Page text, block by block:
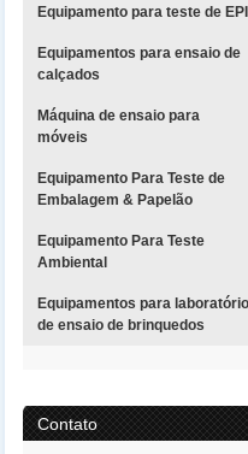
Equipamento para teste de EPI
Equipamentos para ensaio de
calçados
Máquina de ensaio para
móveis
Equipamento Para Teste de
Embalagem & Papelão
Equipamento Para Teste
Ambiental
Equipamentos para laboratório
de ensaio de brinquedos
Contato